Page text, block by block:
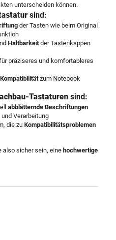
unterscheiden können.
sind:
der Tasten wie beim Original
Haltbarkeit der Tastenkappen
präziseres und komfortableres
Kompatibilität zum Notebook
Tastaturen sind:
abblätternde Beschriftungen
und Verarbeitung
die zu Kompatibilitätsproblemen
also sicher sein, eine hochwertige